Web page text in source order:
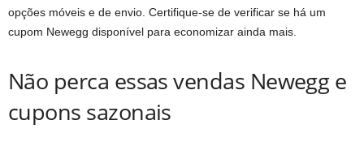
opções móveis e de envio. Certifique-se de verificar se há um
cupom Newegg disponível para economizar ainda mais.
Não perca essas vendas Newegg e
cupons sazonais